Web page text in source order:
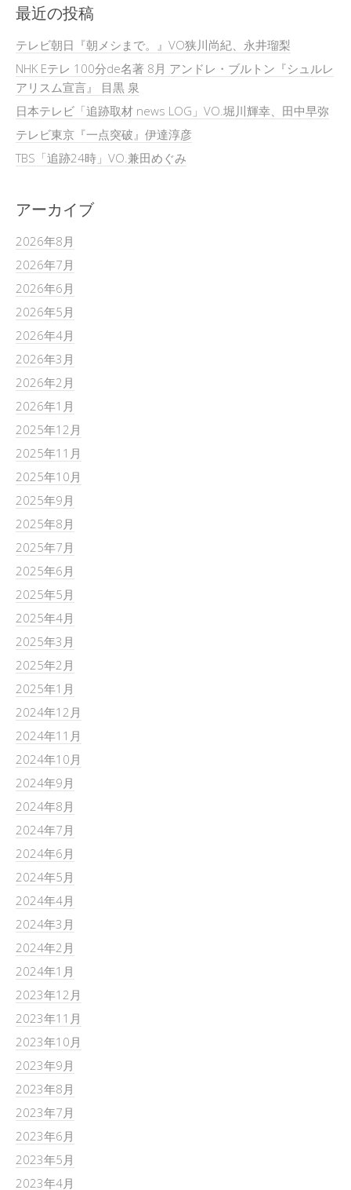
最近の投稿
テレビ朝日『朝メシまで。』VO狭川尚紀、永井瑠梨
NHK Eテレ 100分de名著 8月 アンドレ・ブルトン『シュルレ
アリスム宣言』 目黒 泉
日本テレビ「追跡取材 news LOG」VO.堀川輝幸、田中早弥
テレビ東京『一点突破』伊達淳彦
TBS「追跡24時」VO.兼田めぐみ
アーカイブ
2026年8月
2026年7月
2026年6月
2026年5月
2026年4月
2026年3月
2026年2月
2026年1月
2025年12月
2025年11月
2025年10月
2025年9月
2025年8月
2025年7月
2025年6月
2025年5月
2025年4月
2025年3月
2025年2月
2025年1月
2024年12月
2024年11月
2024年10月
2024年9月
2024年8月
2024年7月
2024年6月
2024年5月
2024年4月
2024年3月
2024年2月
2024年1月
2023年12月
2023年11月
2023年10月
2023年9月
2023年8月
2023年7月
2023年6月
2023年5月
2023年4月